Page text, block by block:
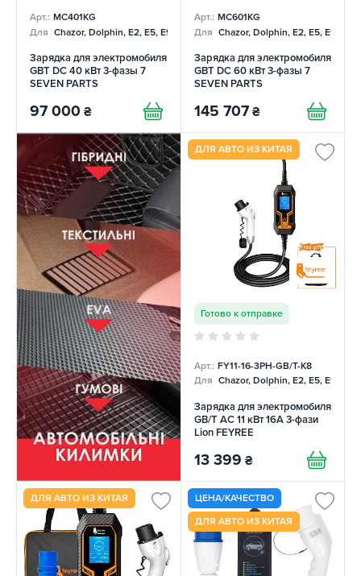
Арт.: MC401KG
Для Chazor, Dolphin, E2, E5, E9, Mercedes
Зарядка для электромобиля
GBT DC 40 кВт 3-фазы 7
SEVEN PARTS
97 000 ₴
Арт.: MC601KG
Для Chazor, Dolphin, E2, E5, E9,
Зарядка для электромобиля
GBT DC 60 кВт 3-фазы 7
SEVEN PARTS
145 707 ₴
ДЛЯ АВТО ИЗ КИТАЯ
Готово к отправке
Арт.: FY11-16-3PH-GB/T-K8
Для Chazor, Dolphin, E2, E5, E9,
Зарядка для электромобиля
GB/T AC 11 кВт 16A 3-фази
Lion FEYREE
13 399 ₴
ДЛЯ АВТО ИЗ КИТАЯ ЦЕНА/КАЧЕСТВО
ДЛЯ АВТО ИЗ КИТАЯ